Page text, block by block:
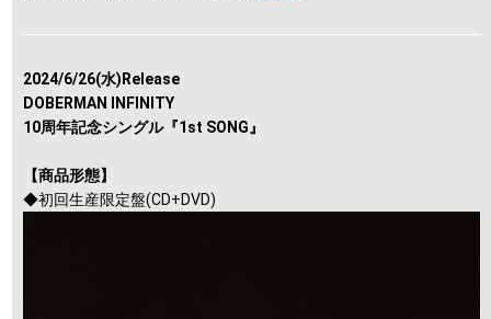
2024/6/26(水)Release
DOBERMAN INFINITY
10周年記念シングル『1st SONG』
【商品形態】
◆初回生産限定盤(CD+DVD)